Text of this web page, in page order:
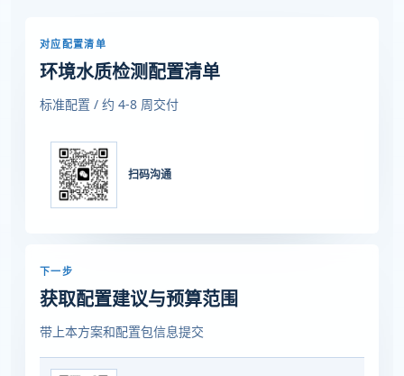
对应配置清单
环境水质检测配置清单
标准配置 / 约 4-8 周交付
扫码沟通
下一步
获取配置建议与预算范围
带上本方案和配置包信息提交